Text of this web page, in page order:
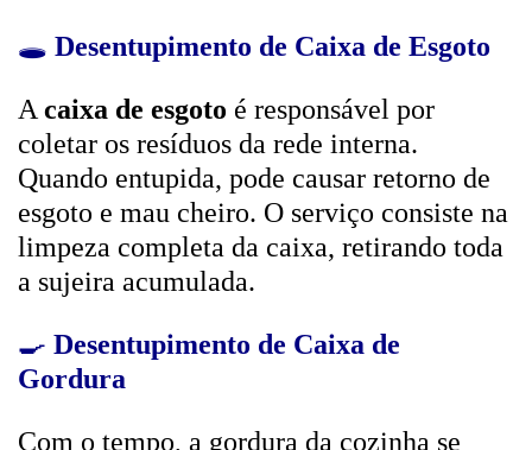
🕳️ Desentupimento de Caixa de Esgoto
A caixa de esgoto é responsável por
coletar os resíduos da rede interna.
Quando entupida, pode causar retorno de
esgoto e mau cheiro. O serviço consiste na
limpeza completa da caixa, retirando toda
a sujeira acumulada.
🍳 Desentupimento de Caixa de
Gordura
Com o tempo, a gordura da cozinha se